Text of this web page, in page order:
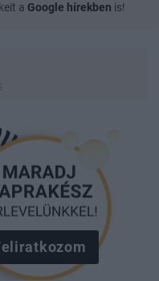
a Google hírekben is!